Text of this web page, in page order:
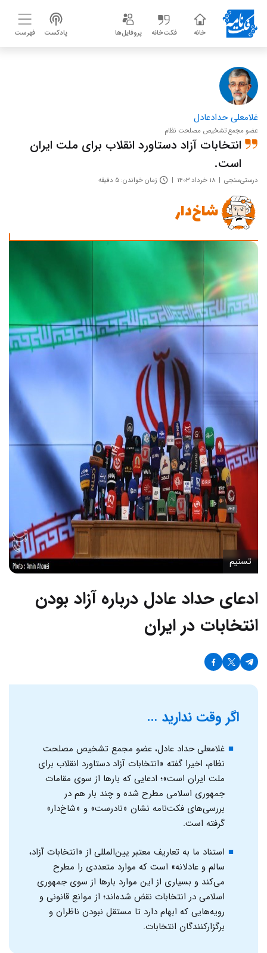
خانه فکت‌خانه پروفایل‌ها پادکست فهرست
غلامعلی حدادعادل
عضو مجمع تشخیص مصلحت نظام
انتخابات آزاد دستاورد انقلاب برای ملت ایران
است.
درستی‌سنجی ۱۸ خرداد ۱۴۰۳ زمان خواندن: ۵ دقیقه
شاخ‌دار
تسنیم
ادعای حداد عادل درباره آزاد بودن
انتخابات در ایران
اگر وقت ندارید …
غلامعلی حداد عادل، عضو مجمع تشخیص مصلحت
نظام، اخیرا گفته «انتخابات آزاد دستاورد انقلاب برای
ملت ایران است»؛ ادعایی که بارها از سوی مقامات
جمهوری اسلامی مطرح شده و چند بار هم در
بررسی‌های فکت‌نامه نشان «نادرست» و «شاخ‌دار»
گرفته است.
استناد ما به تعاریف معتبر یین‌المللی از «انتخابات آزاد،
سالم و عادلانه» است که موارد متعددی را مطرح
می‌کند و بسیاری از این موارد بارها از سوی جمهوری
اسلامی در انتخابات نقض شده‌اند؛ از موانع قانونی و
رویه‌هایی که ابهام دارد تا مستقل نبودن ناظران و
برگزارکنندگان انتخابات.